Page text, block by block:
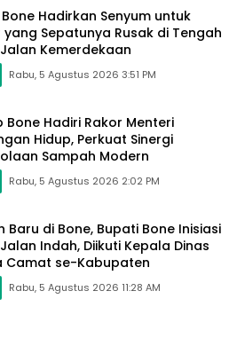
Hadirkan Senyum untuk
yang Sepatunya Rusak di Tengah
Kemerdekaan
Rabu, 5 Agustus 2026 3:51 PM
Bone Hadiri Rakor Menteri
Hidup, Perkuat Sinergi
Sampah Modern
Rabu, 5 Agustus 2026 2:02 PM
Baru di Bone, Bupati Bone Inisiasi
Indah, Diikuti Kepala Dinas
Camat se-Kabupaten
Rabu, 5 Agustus 2026 11:28 AM